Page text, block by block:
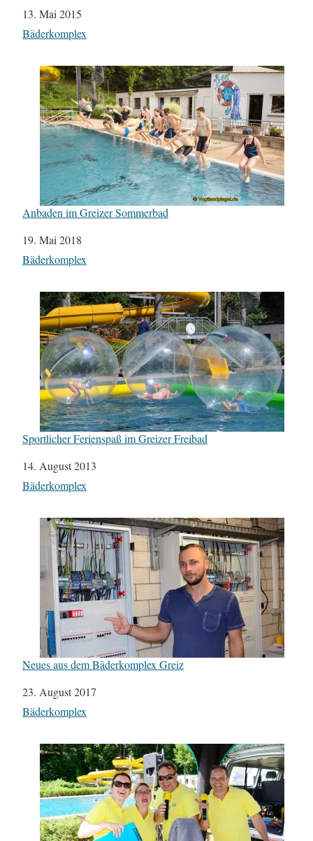
Datum
13. Mai 2015
In Bezug auf
Bäderkomplex
Anbaden im Greizer Sommerbad
Datum
19. Mai 2018
In Bezug auf
Bäderkomplex
Sportlicher Ferienspaß im Greizer Freibad
Datum
14. August 2013
In Bezug auf
Bäderkomplex
Neues aus dem Bäderkomplex Greiz
Datum
23. August 2017
In Bezug auf
Bäderkomplex